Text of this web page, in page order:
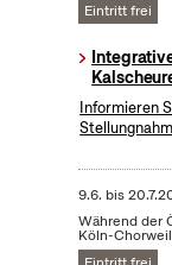
Eintritt frei
Informieren
9.6. bis
Während der
Köln-